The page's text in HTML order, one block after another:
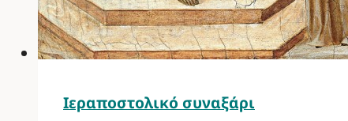
Ιεραποστολικό συναξάρι